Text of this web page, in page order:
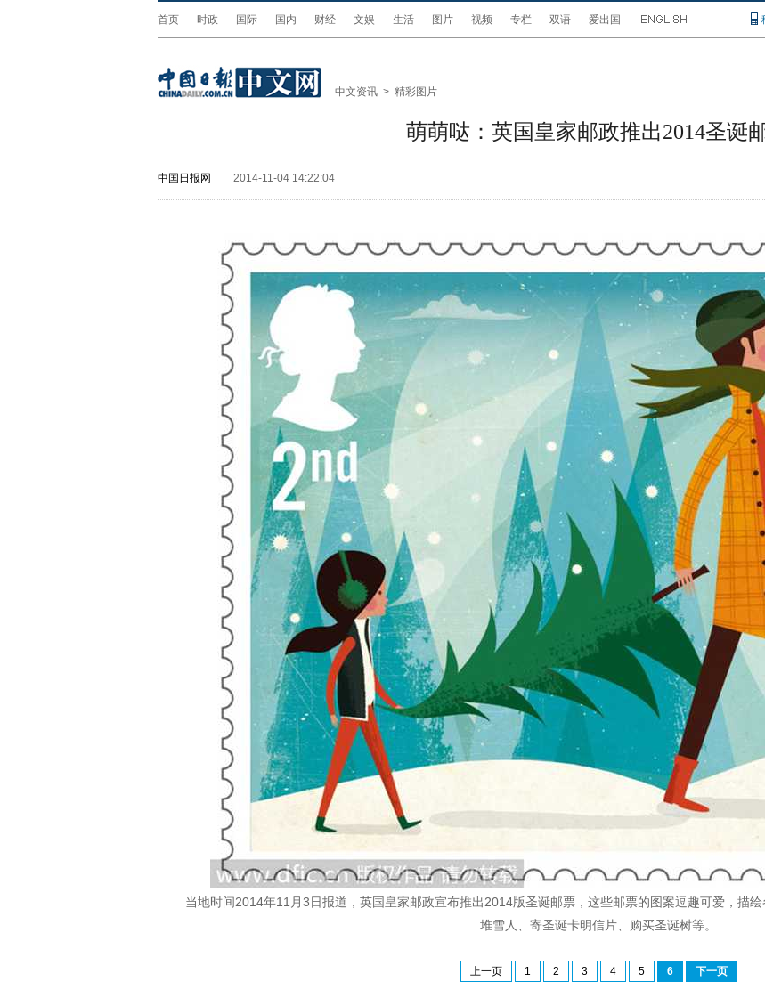
首页 时政 国际 国内 财经 文娱 生活 图片 视频 专栏 双语 爱出国
中文资讯 > 精彩图片
萌萌哒：英国皇家邮政推出2014圣诞
中国日报网 2014-11-04 14:22:04
当地时间2014年11月3日报道，英国皇家邮政宣布推出2014版圣诞邮票，这些邮票的图案逗趣可爱，描
堆雪人、寄圣诞卡明信片、购买圣诞树等。
上一页 1 2 3 4 5 6 下一页